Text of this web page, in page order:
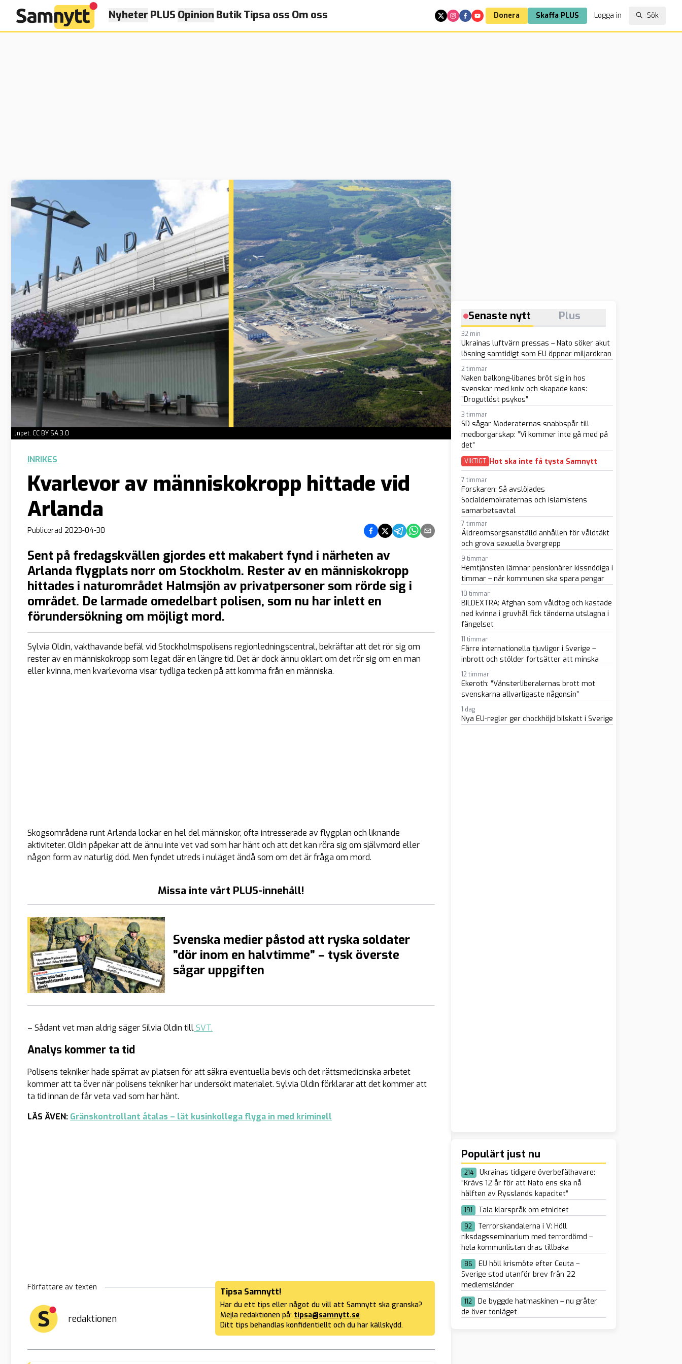
Nyheter PLUS Opinion ButikTipsa oss Om oss Donera Skaffa PLUS Logga in Sök
Jnpet. CC BY SA 3.0
INRIKES
Kvarlevor av människokropp hittade vid
Arlanda
Publicerad 2023-04-30 Dela på Facebook
Dela på Twitter
Dela på Telegram
Dela på Whatsapp
Dela via e-post
Sent på fredagskvällen gjordes ett makabert fynd i närheten av
Arlanda flygplats norr om Stockholm. Rester av en människokropp
hittades i naturområdet Halmsjön av privatpersoner som rörde sig i
området. De larmade omedelbart polisen, som nu har inlett en
förundersökning om möjligt mord.
Sylvia Oldin, vakthavande befäl vid Stockholmspolisens regionledningscentral, bekräftar att det rör sig om
rester av en människokropp som legat där en längre tid. Det är dock ännu oklart om det rör sig om en man
eller kvinna, men kvarlevorna visar tydliga tecken på att komma från en människa.
Skogsområdena runt Arlanda lockar en hel del människor, ofta intresserade av flygplan och liknande
aktiviteter. Oldin påpekar att de ännu inte vet vad som har hänt och att det kan röra sig om självmord eller
någon form av naturlig död. Men fyndet utreds i nuläget ändå som om det är fråga om mord.
Missa inte vårt PLUS-innehåll!
Svenska medier påstod att ryska soldater
”dör inom en halvtimme” – tysk överste
sågar uppgiften
– Sådant vet man aldrig säger Silvia Oldin tillSVT.
Analys kommer ta tid
Polisens tekniker hade spärrat av platsen för att säkra eventuella bevis och det rättsmedicinska arbetet
kommer att ta över när polisens tekniker har undersökt materialet. Sylvia Oldin förklarar att det kommer att
ta tid innan de får veta vad som har hänt.
LÄS ÄVEN: Gränskontrollant åtalas – lät kusinkollega flyga in med kriminell
Författare av texten
redaktionen
Tipsa Samnytt!
Har du ett tips eller något du vill att Samnytt ska granska?
Mejla redaktionen på: tipsa@samnytt.se
Ditt tips behandlas konfidentiellt och du har källskydd.
Senaste nytt Plus
32 min
Ukrainas luftvärn pressas – Nato söker akut
lösning samtidigt som EU öppnar miljardkran
2 timmar
Naken balkong-libanes bröt sig in hos
svenskar med kniv och skapade kaos:
”Drogutlöst psykos”
3 timmar
SD sågar Moderaternas snabbspår till
medborgarskap: ”Vi kommer inte gå med på
det”
VIKTIGT Hot ska inte få tysta Samnytt
7 timmar
Forskaren: Så avslöjades
Socialdemokraternas och islamistens
samarbetsavtal
7 timmar
Äldreomsorgsanställd anhållen för våldtäkt
och grova sexuella övergrepp
9 timmar
Hemtjänsten lämnar pensionärer kissnödiga i
timmar – när kommunen ska spara pengar
10 timmar
BILDEXTRA: Afghan som våldtog och kastade
ned kvinna i gruvhål fick tänderna utslagna i
fängelset
11 timmar
Färre internationella tjuvligor i Sverige –
inbrott och stölder fortsätter att minska
12 timmar
Ekeroth: ”Vänsterliberalernas brott mot
svenskarna allvarligaste någonsin”
1 dag
Nya EU-regler ger chockhöjd bilskatt i Sverige
Populärt just nu
214
Ukrainas tidigare överbefälhavare:
“Krävs 12 år för att Nato ens ska nå
hälften av Rysslands kapacitet”
191 Tala klarspråk om etnicitet
92
Terrorskandalerna i V: Höll
riksdagsseminarium med terrordömd –
hela kommunlistan dras tillbaka
86
EU höll krismöte efter Ceuta –
Sverige stod utanför brev från 22
medlemsländer
112
De byggde hatmaskinen – nu gråter
de över tonläget